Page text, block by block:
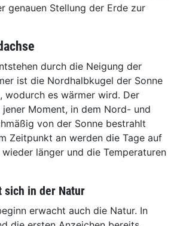
genauen Stellung der Erde zur
durch die Neigung der
ist die Nordhalbkugel der Sonne
wodurch es wärmer wird. Der
Moment, in dem Nord- und
von der Sonne bestrahlt
Zeitpunkt an werden die Tage auf
länger und die Temperaturen
sich in der Natur
erwacht auch die Natur. In